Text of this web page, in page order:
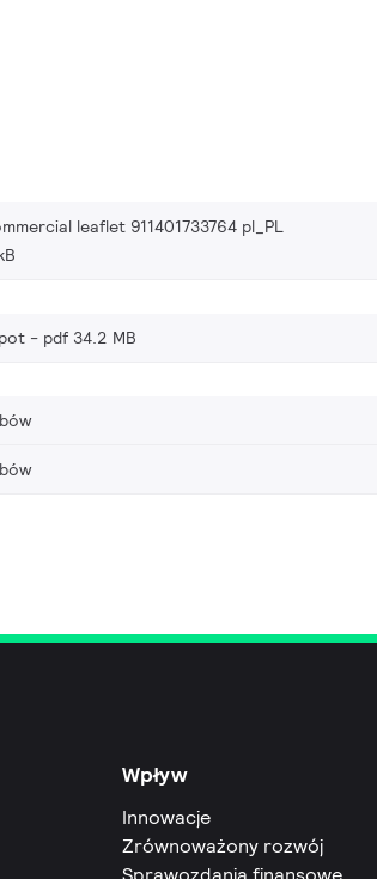
leaflet 911401733764 pl_PL
pdf 34.2 MB
Wpływ
Innowacje
Zrównoważony rozwój